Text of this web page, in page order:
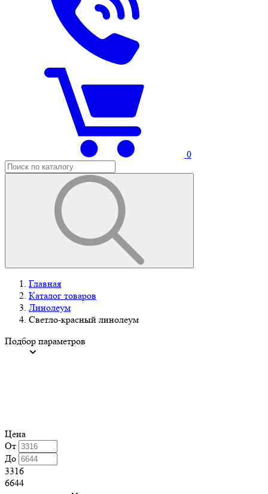
0
Главная
Каталог товаров
Линолеум
Светло-красный линолеум
Подбор параметров
Цена
От
До
3316
6644